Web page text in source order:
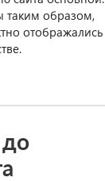
таким образом,
отображались